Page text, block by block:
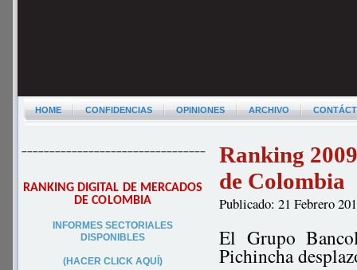
HOME CONFIDENCIAS OPINIONES ARCHIVO
–––––––––––––––––––––––––––––––––
RANKING DIGITAL DE MERCADOS
DE COLOMBIA
INFORMES SECTORIALES
DISPONIBLES
(HACER CLICK AQUÍ)
Ranking
de Colombia
Publicado: 21 Febrero
El Grupo
Pichincha